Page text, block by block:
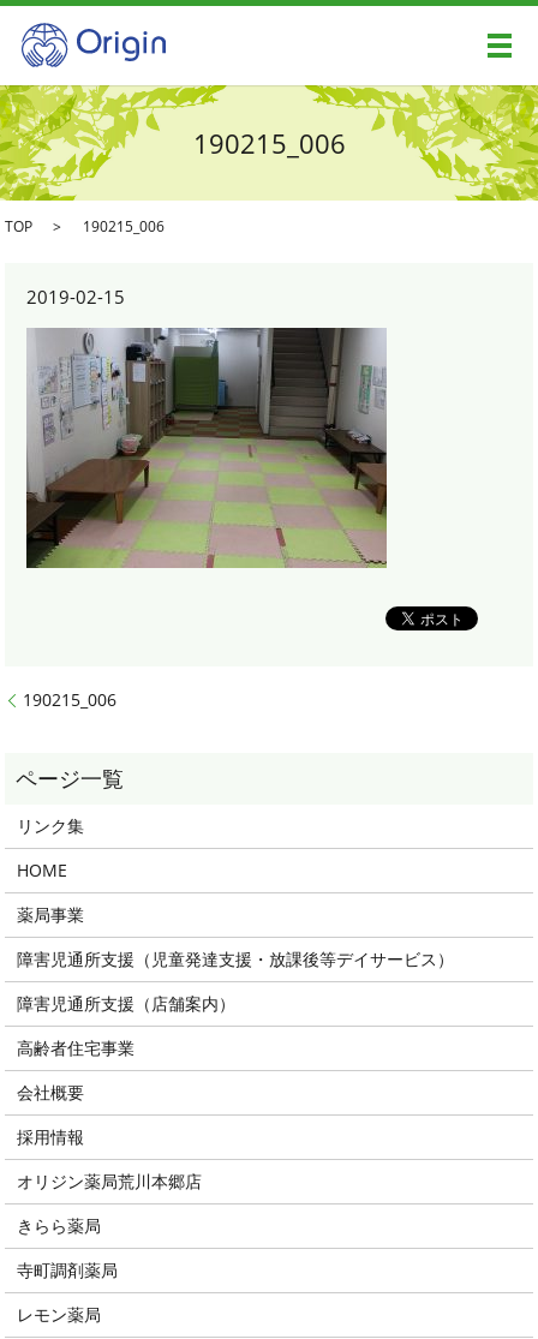
メ
190215_006
TOP 190215_006
2019-02-15
190215_006
リンク集
HOME
薬局事業
障害児通所支援（児童発達支援・放課後等デイサービス）
障害児通所支援（店舗案内）
高齢者住宅事業
会社概要
採用情報
オリジン薬局荒川本郷店
きらら薬局
寺町調剤薬局
レモン薬局